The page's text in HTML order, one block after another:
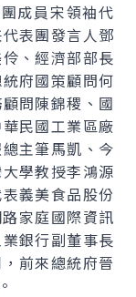
成員宋領袖代
表團發言人鄧
、經濟部部長
府國策顧問何
問陳錦稷、國
民國工業區廠
主筆馬凱、今
學教授李鴻源
義美食品股份
家庭國際資訊
銀行副董事長
前來總統府晉